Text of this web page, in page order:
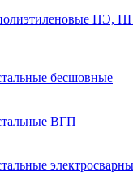
ПЭ,
бесшовные
ВГП